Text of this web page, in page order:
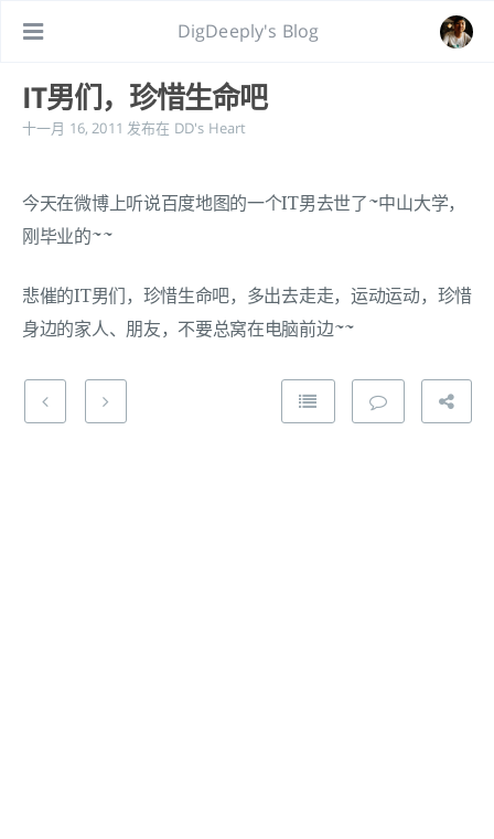
DigDeeply's Blog
IT男们，珍惜生命吧
十一月 16, 2011 发布在 DD's Heart
今天在微博上听说百度地图的一个IT男去世了~中山大学，
刚毕业的~~
悲催的IT男们，珍惜生命吧，多出去走走，运动运动，珍惜
身边的家人、朋友，不要总窝在电脑前边~~